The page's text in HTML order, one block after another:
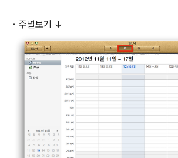
• 주별보기 ↓